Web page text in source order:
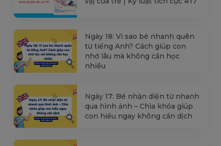
Ngày 18: Vì sao bé nhanh quên
từ tiếng Anh? Cách giúp con
nhớ lâu mà không cần học
nhiều
Ngày 17: Bé nhận diện từ nhanh
qua hình ảnh – Chìa khóa giúp
con hiểu ngay không cần dịch